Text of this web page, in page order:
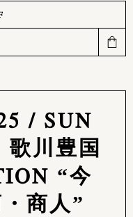
/ SUN
川豊国
“今
商人”